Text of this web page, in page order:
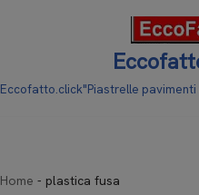
Eccofatto.click"Piastrelle
Home - plastica fusa